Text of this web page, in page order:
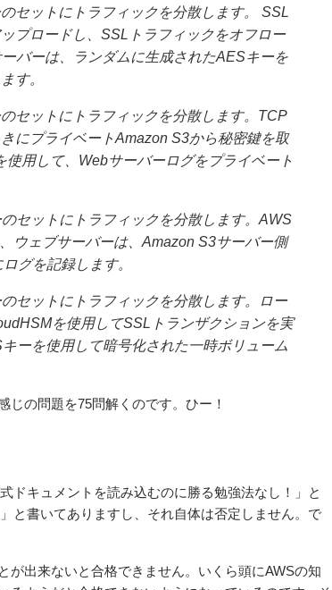
セットにトラフィックを分散します。 SSL
プロードし、SSLトラフィックをオフロー
バーは、ランダムに生成されたAESキーを
す。
セットにトラフィックを分散します。TCP
にプライベートAmazon S3から秘密鍵を取
用して、Webサーバーログをプライベート
セットにトラフィックを分散します。AWS
ウェブサーバーは、Amazon S3サーバー側
グを記録します。
セットにトラフィックを分散します。ロー
を使用してSSLトランザクションを実
ーを使用して暗号化された一時ボリューム
の問題を75問解くのです。ひー！
ドキュメントを読み込むのに勝る勉強法なし！」と
と書いてありますし、それ自体は否定しません。で
が出来ないと合格できません。いくら頭にAWSの知